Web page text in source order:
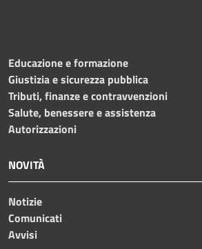
Educazione e formazione
Giustizia e sicurezza pubblica
Tributi, finanze e contravvenzioni
Salute, benessere e assistenza
Autorizzazioni
NOVITÀ
Notizie
Comunicati
Avvisi